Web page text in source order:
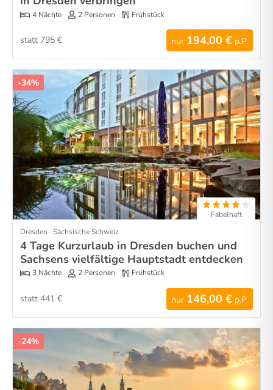
4 Nächte 2 Personen Frühstück
nur 194,00 € p.P.
statt 795 €
-34%
Fabelhaft
Dresden · Sächsische Schweiz
4 Tage Kurzurlaub in Dresden buchen und
Sachsens vielfältige Hauptstadt entdecken
3 Nächte 2 Personen Frühstück
nur 146,00 € p.P.
statt 441 €
-24%